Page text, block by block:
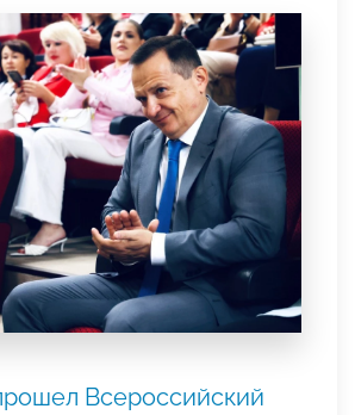
Всероссийский